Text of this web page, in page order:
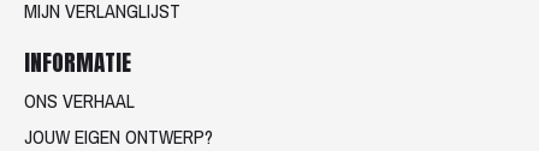
MIJN VERLANGLIJST
INFORMATIE
ONS VERHAAL
JOUW EIGEN ONTWERP?